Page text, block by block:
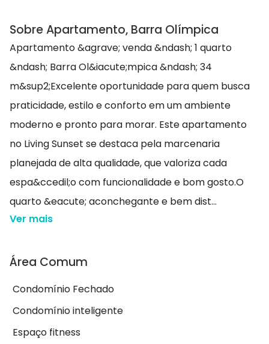
Sobre Apartamento, Barra Olímpica
Apartamento &agrave; venda &ndash; 1 quarto
&ndash; Barra Ol&iacute;mpica &ndash; 34
m&sup2;Excelente oportunidade para quem busca
praticidade, estilo e conforto em um ambiente
moderno e pronto para morar. Este apartamento
no Living Sunset se destaca pela marcenaria
planejada de alta qualidade, que valoriza cada
espa&ccedil;o com funcionalidade e bom gosto.O
quarto &eacute; aconchegante e bem dist...
Ver mais
Área Comum
Condomínio Fechado
Condomínio inteligente
Espaço fitness